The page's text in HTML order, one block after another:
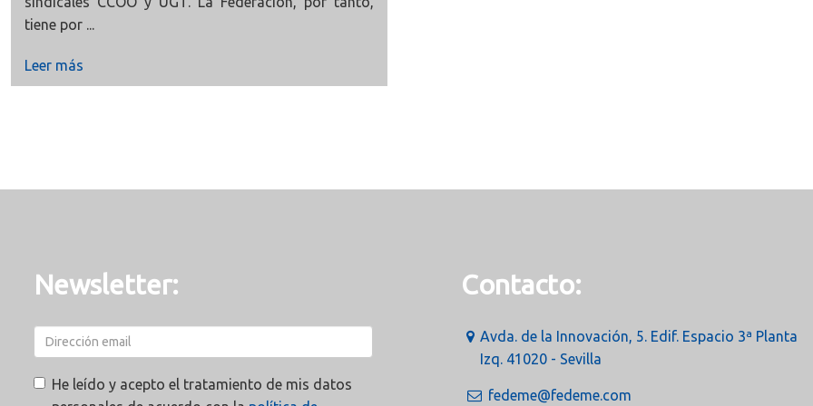
tiene por ...
Leer más
Newsletter:
He leído y acepto el tratamiento de mis datos
Contacto:
Avda. de la Innovación, 5. Edif. Espacio 3ª Planta
Izq. 41020 - Sevilla
fedeme@fedeme.com